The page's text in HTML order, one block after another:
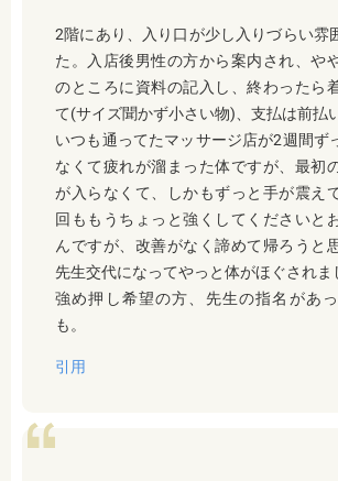
2階にあり、入り口が少し入りづらい雰
た。入店後男性の方から案内され、や
のところに資料の記入し、終わったら
て(サイズ聞かず小さい物)、支払は前払
いつも通ってたマッサージ店が2週間ず
なくて疲れが溜まった体ですが、最初
が入らなくて、しかもずっと手が震え
回ももうちょっと強くしてくださいと
んですが、改善がなく諦めて帰ろうと
先生交代になってやっと体がほぐされま
強め押し希望の方、先生の指名があ
も。
引用